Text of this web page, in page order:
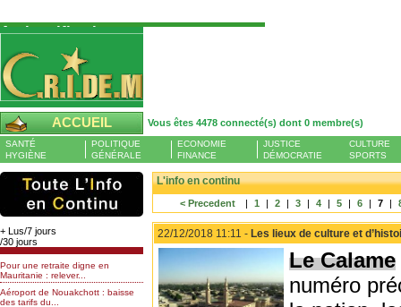
Authentification
Pour S'authentifier veuillez fournir votre
Pseudo et Mot de passer et cliquez sur : Se
connecter
Pseudo
Mot de passe
ACCUEIL Vous êtes 4478 connecté(s) dont 0 membre(s)
Liste des membres en ligne (0)
SANTÉ
HYGIÈNE
POLITIQUE
GÉNÉRALE
ECONOMIE
FINANCE
JUSTICE
DÉMOCRATIE
CULTURE
SPORTS
+ Lus/7 jours
/30 jours
Pour une retraite digne en
Mauritanie : relever...
Aéroport de Nouakchott : baisse
des tarifs du...
L'info en continu
< Precedent | 1 | 2 | 3 | 4 | 5 | 6 | 7 |
22/12/2018 11:11 - Les lieux de culture et
Le Calame
numéro